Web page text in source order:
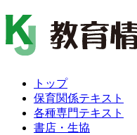
トップ
保育関係テキスト
各種専門テキスト
書店・生協